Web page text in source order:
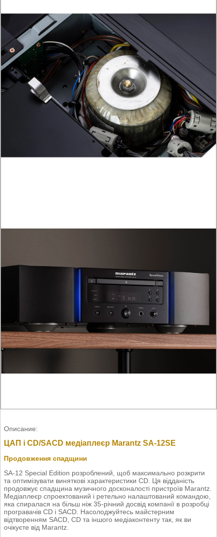
Описание:
ЦАП і CD/SACD медіаплеєр Marantz SA-12SE
Продовження спадщини
SA-12 Special Edition розроблений, щоб максимально розкрити
та оптимізувати виняткові характеристики CD. Ця відданість
продовжує спадщина музичного досконалості пристроїв Marantz.
Медіаплеєр спроектований і ретельно налаштований командою,
яка спиралася на більш ніж 35-річний досвід компанії в розробці
програвачів CD і SACD. Насолоджуйтесь майстерним
відтворенням SACD, CD та іншого медіаконтенту так, як ви
очікуєте від Marantz.